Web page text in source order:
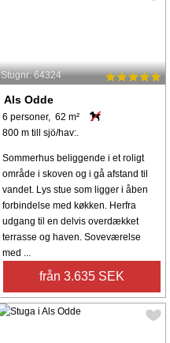
Stugnr: 64324
Als Odde
6 personer, 62 m²
800 m till sjö/hav:.
Sommerhus beliggende i et roligt
område i skoven og i gå afstand til
vandet. Lys stue som ligger i åben
forbindelse med køkken. Herfra
udgang til en delvis overdækket
terrasse og haven. Soveværelse
med ...
från 3.635 SEK